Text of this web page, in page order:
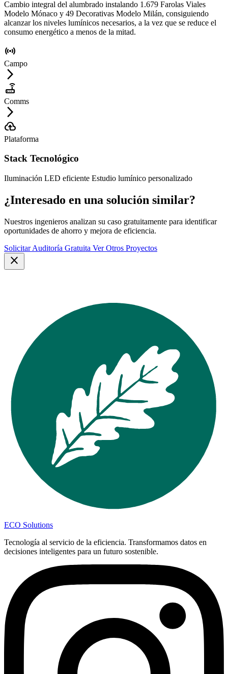
Cambio integral del alumbrado instalando 1.679 Farolas Viales
Modelo Mónaco y 49 Decorativas Modelo Milán, consiguiendo
alcanzar los niveles lumínicos necesarios, a la vez que se reduce el
consumo energético a menos de la mitad.
sensors
Campo
arrow_forward_ios
router
Comms
arrow_forward_ios
cloud_upload
Plataforma
Stack Tecnológico
Iluminación LED eficiente Estudio lumínico personalizado
¿Interesado en una solución similar?
Nuestros ingenieros analizan su caso gratuitamente para identificar
oportunidades de ahorro y mejora de eficiencia.
Solicitar Auditoría Gratuita Ver Otros Proyectos
close
ECO Solutions
Tecnología al servicio de la eficiencia. Transformamos datos en
decisiones inteligentes para un futuro sostenible.